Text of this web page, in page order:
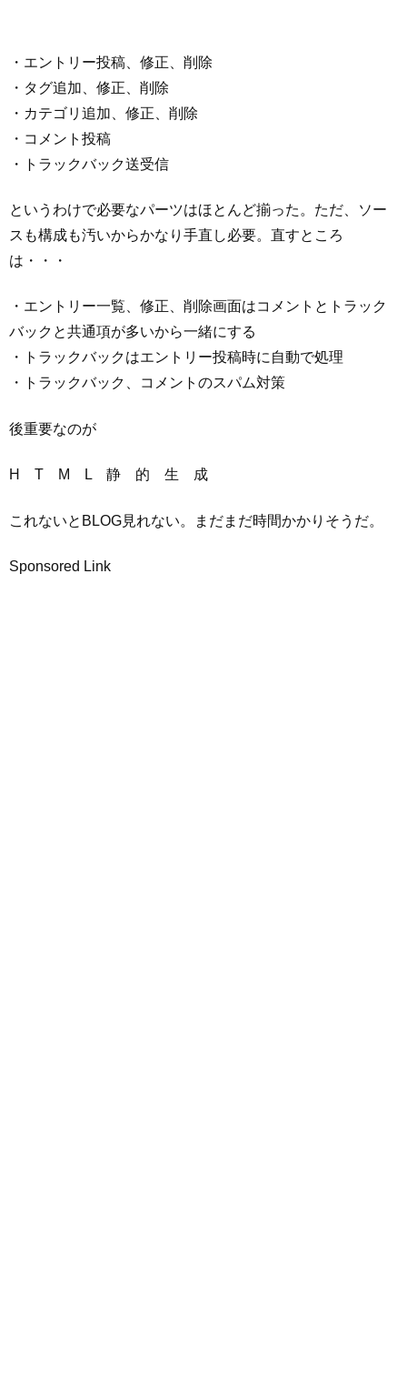
・エントリー投稿、修正、削除
・タグ追加、修正、削除
・カテゴリ追加、修正、削除
・コメント投稿
・トラックバック送受信
というわけで必要なパーツはほとんど揃った。ただ、ソー
スも構成も汚いからかなり手直し必要。直すところ
は・・・
・エントリー一覧、修正、削除画面はコメントとトラック
バックと共通項が多いから一緒にする
・トラックバックはエントリー投稿時に自動で処理
・トラックバック、コメントのスパム対策
後重要なのが
H T M L 静 的 生 成
これないとBLOG見れない。まだまだ時間かかりそうだ。
Sponsored Link